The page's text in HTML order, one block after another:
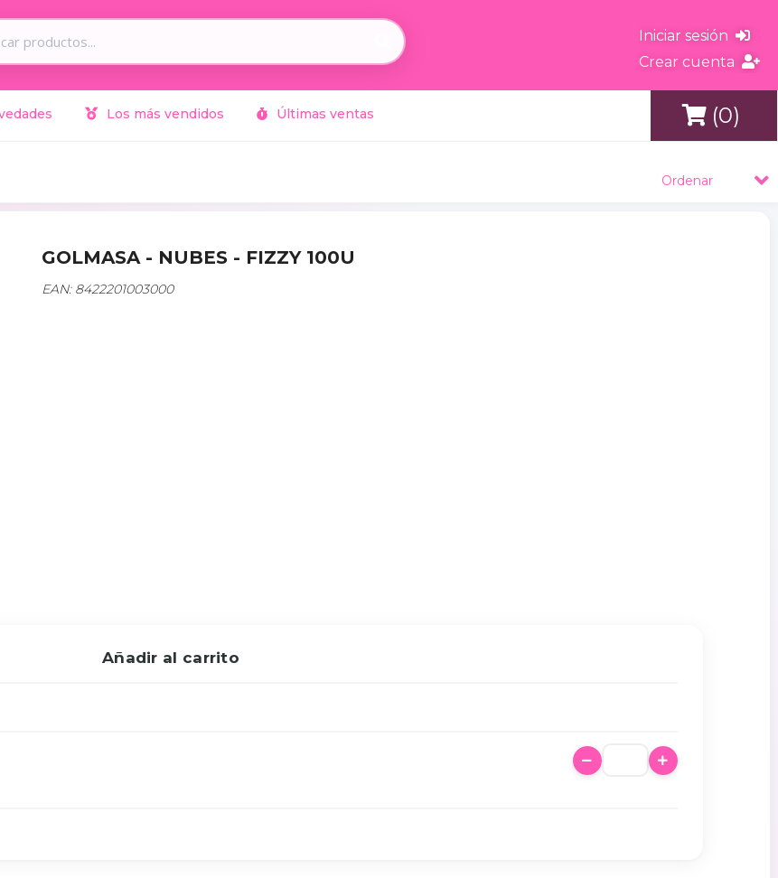
Iniciar sesión
Crear cuenta
Los más vendidos Últimas ventas (0)
Ordenar
GOLMASA - NUBES - FIZZY 100U
EAN: 8422201003000
Añadir al carrito